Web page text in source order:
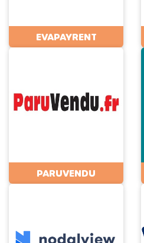
EVAPAYRENT
PARUVENDU